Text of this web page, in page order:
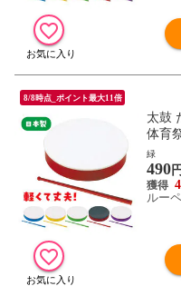
8/8時点_ポイント最大11倍
太鼓
体育
ンス
ズ 小
緑
490円
4
ルー